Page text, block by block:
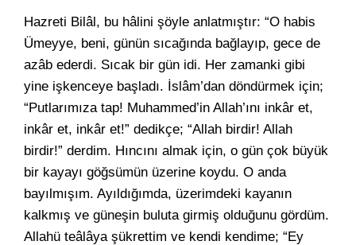
Hazreti Bilâl, bu hâlini şöyle anlatmıştır: “O habis
Ümeyye, beni, günün sıcağında bağlayıp, gece de
azâb ederdi. Sıcak bir gün idi. Her zamanki gibi
yine işkenceye başladı. İslâm’dan döndürmek için;
“Putlarımıza tap! Muhammed’in Allah’ını inkâr et,
inkâr et, inkâr et!” dedikçe; “Allah birdir! Allah
birdir!” derdim. Hıncını almak için, o gün çok büyük
bir kayayı göğsümün üzerine koydu. O anda
bayılmışım. Ayıldığımda, üzerimdeki kayanın
kalkmış ve güneşin buluta girmiş olduğunu gördüm.
Allahü teâlâya şükrettim ve kendi kendime; “Ey